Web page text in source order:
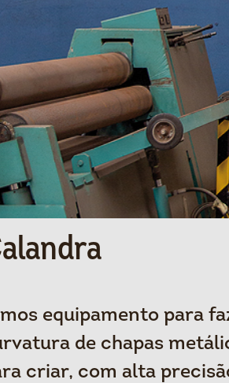
equipamento para
de chapas
criar, com alta